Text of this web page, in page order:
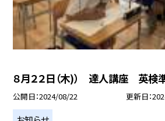
８月２２日（木)） 達人講座 英検
公開日 2024/08/22 更新日